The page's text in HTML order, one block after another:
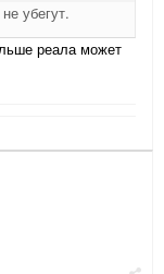
убегут.
реала может